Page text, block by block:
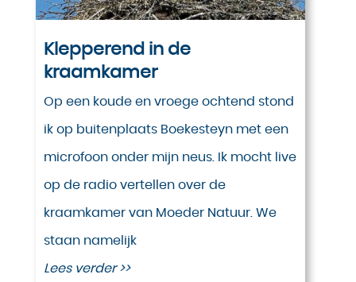
Klepperend in de
kraamkamer
Op een koude en vroege ochtend stond
ik op buitenplaats Boekesteyn met een
microfoon onder mijn neus. Ik mocht live
op de radio vertellen over de
kraamkamer van Moeder Natuur. We
staan namelijk
Lees verder >>